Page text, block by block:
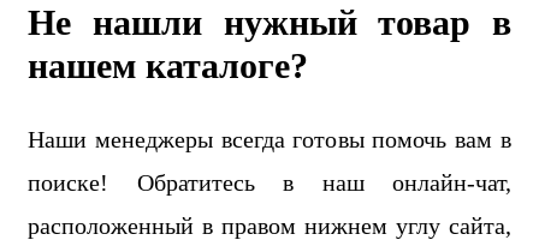
Не нашли нужный товар в
нашем каталоге?
Наши менеджеры всегда готовы помочь вам в
поиске! Обратитесь в наш онлайн-чат,
расположенный в правом нижнем углу сайта,